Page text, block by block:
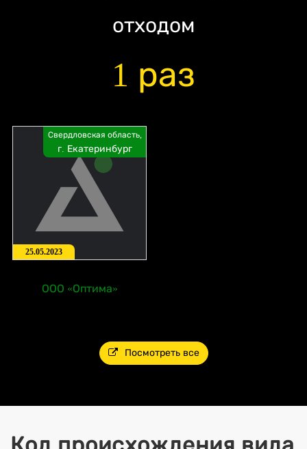
отходом
1 раз
Свердловская область,
г. Екатеринбург
25.05.2023
ООО «Оптима»
Посмотреть все